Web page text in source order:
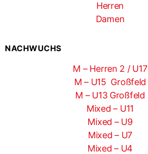
Herren
Damen
NACHWUCHS
M – Herren 2 / U17
M – U15 Großfeld
M – U13 Großfeld
Mixed – U11
Mixed – U9
Mixed – U7
Mixed – U4